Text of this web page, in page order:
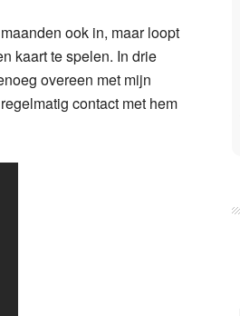
ook in, maar loopt
kaart te spelen. In drie
overeen met mijn
contact met hem